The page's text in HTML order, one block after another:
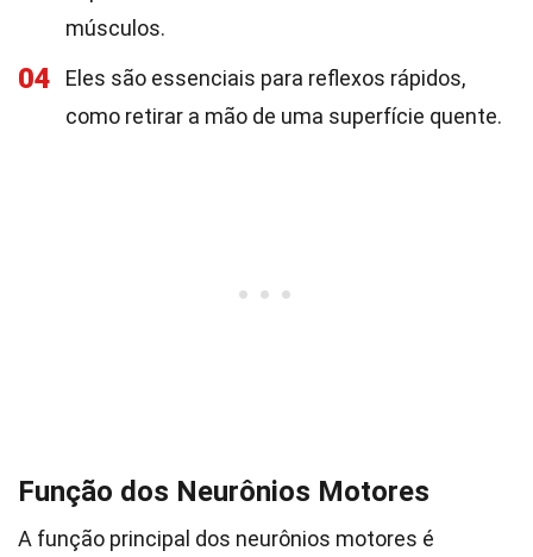
músculos.
04
Eles são essenciais para reflexos rápidos,
como retirar a mão de uma superfície quente.
Função dos Neurônios Motores
A função principal dos neurônios motores é